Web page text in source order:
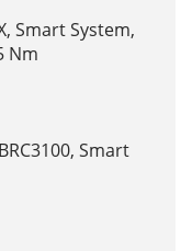
Smart System,
Nm
Smart